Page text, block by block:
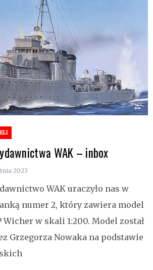
WAK – inbox
2023
WAK uraczyło nas w
numer 2, który zawiera model
Wicher w skali 1:200. Model został
Grzegorza Nowaka na podstawie